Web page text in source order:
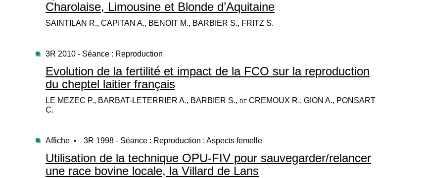
Charolaise, Limousine et Blonde d’Aquitaine
SAINTILAN R., CAPITAN A., BENOIT M., BARBIER S., FRITZ S.
3R 2010 - Séance : Reproduction
Evolution de la fertilité et impact de la FCO sur la reproduction
du cheptel laitier français
LE MEZEC P., BARBAT-LETERRIER A., BARBIER S., de CREMOUX R., GION A., PONSART
C.
Affiche • 3R 1998 - Séance : Reproduction : Aspects femelle
Utilisation de la technique OPU-FIV pour sauvegarder/relancer
une race bovine locale, la Villard de Lans